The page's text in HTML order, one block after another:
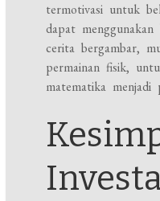
termotivasi untuk
dapat
cerita bergambar,
permainan fisik,
matematika menjadi